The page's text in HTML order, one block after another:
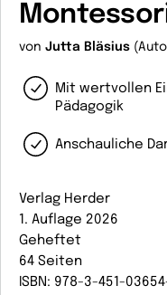
von Jutta Bläsius
Mit wertvollen
Pädagogik
Anschauliche
Verlag Herder
1. Auflage 2026
Geheftet
64 Seiten
ISBN: 978-3-451-